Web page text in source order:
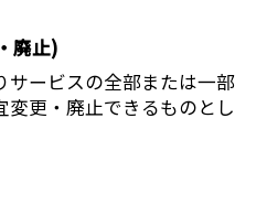
廃止)
サービスの全部または一部
変更・廃止できるものとし